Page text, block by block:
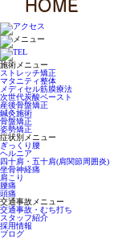
施術メニュー
ストレッチ矯正
マタニティ整体
メディセル筋膜療法
次世代炭酸ペースト
産後骨盤矯正
鍼灸施術
骨盤矯正
姿勢矯正
症状別メニュー
ぎっくり腰
ヘルニア
四十肩・五十肩(肩関節周囲炎)
坐骨神経痛
肩こり
腰痛
頭痛
交通事故メニュー
交通事故・むち打ち
スタッフ紹介
採用情報
ブログ